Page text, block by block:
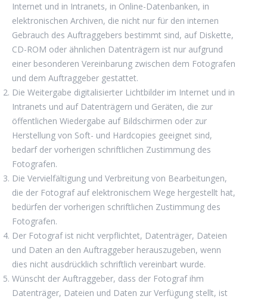
Internet und in Intranets, in Online-Datenbanken, in
elektronischen Archiven, die nicht nur für den internen
Gebrauch des Auftraggebers bestimmt sind, auf Diskette,
CD-ROM oder ähnlichen Datenträgern ist nur aufgrund
einer besonderen Vereinbarung zwischen dem Fotografen
und dem Auftraggeber gestattet.
Die Weitergabe digitalisierter Lichtbilder im Internet und in
Intranets und auf Datenträgern und Geräten, die zur
öffentlichen Wiedergabe auf Bildschirmen oder zur
Herstellung von Soft- und Hardcopies geeignet sind,
bedarf der vorherigen schriftlichen Zustimmung des
Fotografen.
Die Vervielfältigung und Verbreitung von Bearbeitungen,
die der Fotograf auf elektronischem Wege hergestellt hat,
bedürfen der vorherigen schriftlichen Zustimmung des
Fotografen.
Der Fotograf ist nicht verpflichtet, Datenträger, Dateien
und Daten an den Auftraggeber herauszugeben, wenn
dies nicht ausdrücklich schriftlich vereinbart wurde.
Wünscht der Auftraggeber, dass der Fotograf ihm
Datenträger, Dateien und Daten zur Verfügung stellt, ist